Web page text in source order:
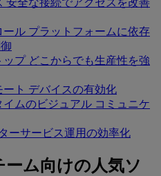
安全な接続でアクセスを改善
ール プラットフォームに依存
ップ どこからでも生産性を強
ート デバイスの有効化
イムのビジュアル コミュニケ
ーサービス運用の効率化
ーム向けの人気ソ